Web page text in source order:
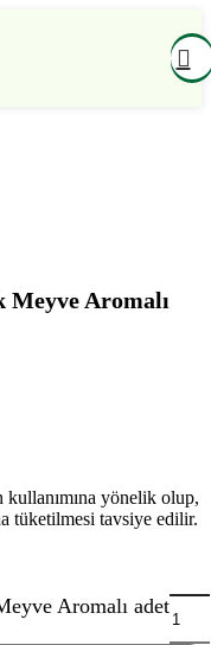
Meyve Aromalı
yönelik olup,
tüketilmesi tavsiye edilir.
Aromalı adet